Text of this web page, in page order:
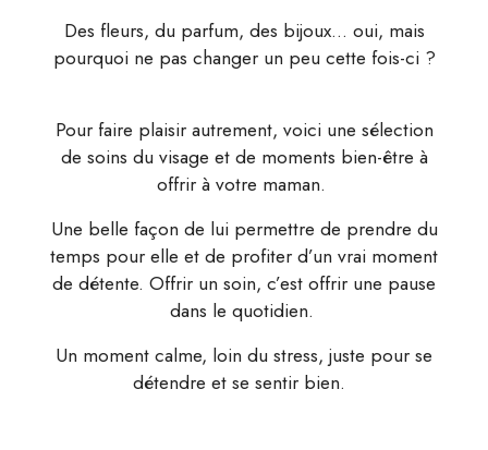
Des fleurs, du parfum, des bijoux… oui, mais
pourquoi ne pas changer un peu cette fois-ci ?
Pour faire plaisir autrement, voici une sélection
de soins du visage et de moments bien-être à
offrir à votre maman.
Une belle façon de lui permettre de prendre du
temps pour elle et de profiter d’un vrai moment
de détente. Offrir un soin, c’est offrir une pause
dans le quotidien.
Un moment calme, loin du stress, juste pour se
détendre et se sentir bien.